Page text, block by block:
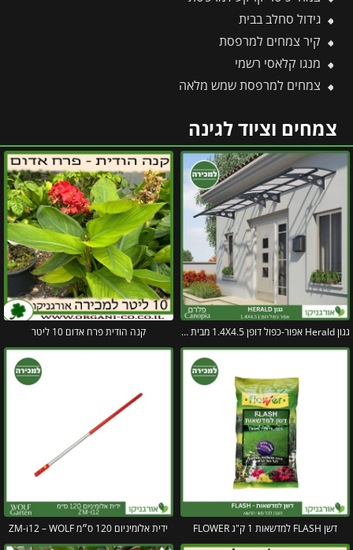
גידול סחלב בבית
קיר צמחים למרפסת
מנגו קלאסי רשמי
צמחים למרפסת שמש מלאה
צמחים וציוד לגינה
גגון Herald אפור-כפול דופן 1.4X4.5 מבית פלרם – Canopia קנה הודית פרח אדום 10 ליטר
דשן FLASH למדשאות 1 ק"ג FLOWER ידית אלומיניום 120 ס״מ ZM-i12 – WOLF